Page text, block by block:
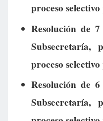
proceso
Resolución de
Subsecretaría,
proceso
Resolución de
Subsecretaría,